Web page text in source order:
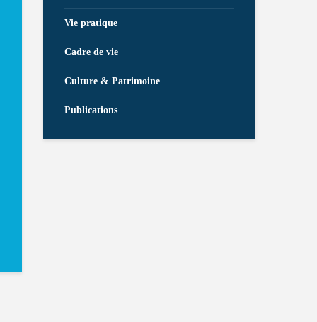
Vie pratique
Cadre de vie
Culture & Patrimoine
Publications